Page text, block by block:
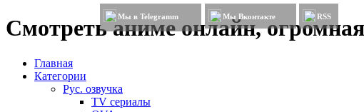
Смотреть аниме онлайн,
Мы в Telegramm Мы Вконтакте RSS
Главная
Категории
Рус. озвучка
TV сериалы